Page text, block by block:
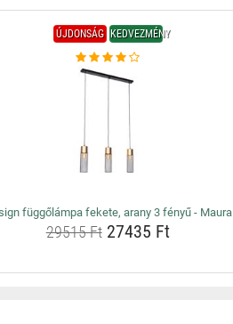
ÚJDONSÁG KEDVEZMÉNY
függőlámpa fekete, arany 3 fényű - Maura
29515 Ft27435 Ft